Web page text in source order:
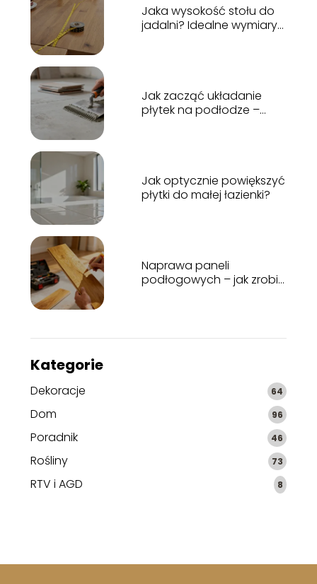
Jaka wysokość stołu do
jadalni? Idealne wymiary
Jak zacząć układanie
płytek na podłodze –
Jak optycznie powiększyć
płytki do małej łazienki?
Naprawa paneli
podłogowych – jak zrobić
Kategorie
Dekoracje 64
Dom 96
Poradnik 46
Rośliny 73
RTV i AGD 8